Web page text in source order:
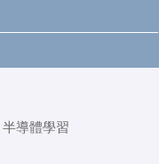
半導體學習